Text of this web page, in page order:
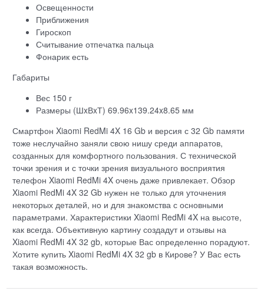
Освещенности
Приближения
Гироскоп
Считывание отпечатка пальца
Фонарик есть
Габариты
Вес 150 г
Размеры (ШxВxТ) 69.96x139.24x8.65 мм
Смартфон Xiaomi RedMi 4X 16 Gb и версия с 32 Gb памяти
тоже неслучайно заняли свою нишу среди аппаратов,
созданных для комфортного пользования. С технической
точки зрения и с точки зрения визуального восприятия
телефон Xiaomi RedMi 4X очень даже привлекает. Обзор
Xiaomi RedMi 4X 32 Gb нужен не только для уточнения
некоторых деталей, но и для знакомства с основными
параметрами. Характеристики Xiaomi RedMi 4X на высоте,
как всегда. Объективную картину создадут и отзывы на
Xiaomi RedMi 4X 32 gb, которые Вас определенно порадуют.
Хотите купить Xiaomi RedMi 4X 32 gb в Кирове? У Вас есть
такая возможность.